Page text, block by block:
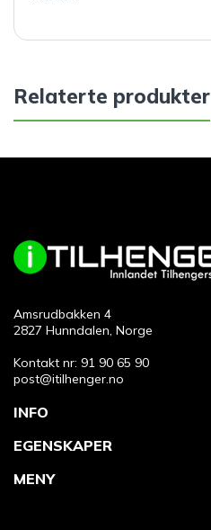
Relaterte produkter
Amsrudbakken 4
2827 Hunndalen, Norge
Kontakt nr: 91 90 65 90
post@itilhenger.no
INFO
EGENSKAPER
MENY